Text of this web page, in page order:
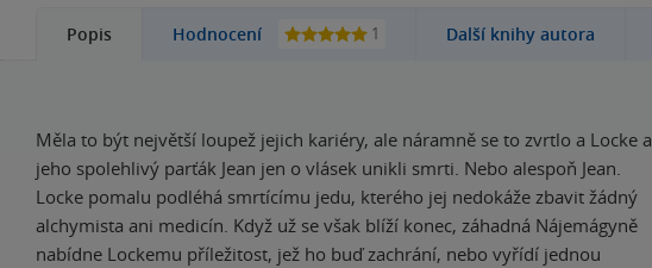
Popis Hodnocení 1 Další knihy autora
Měla to být největší loupež jejich kariéry, ale náramně se to zvrtlo a Locke a
jeho spolehlivý parťák Jean jen o vlásek unikli smrti. Nebo alespoň Jean.
Locke pomalu podléhá smrtícímu jedu, kterého jej nedokáže zbavit žádný
alchymista ani medicín. Když už se však blíží konec, záhadná Nájemágyně
nabídne Lockemu příležitost, jež ho buď zachrání, nebo vyřídí jednou